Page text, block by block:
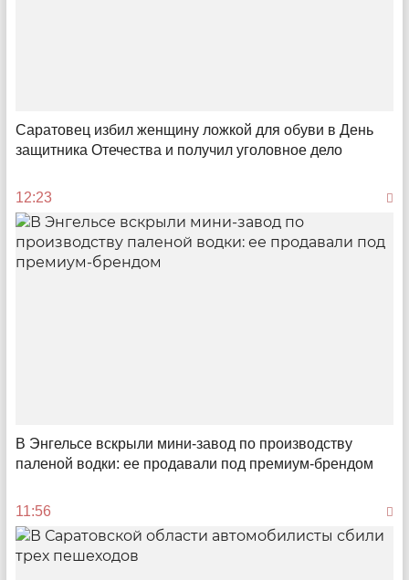
13:00
местами и к чему это привело
Саратовец избил женщину ложкой для обуви в День
защитника Отечества и получил уголовное дело
12:23
В Энгельсе вскрыли мини-завод по производству
паленой водки: ее продавали под премиум-брендом
11:56